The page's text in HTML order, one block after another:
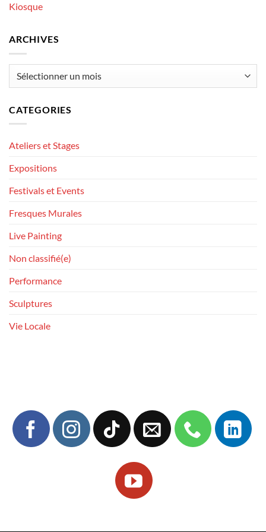
Kiosque
ARCHIVES
CATEGORIES
Ateliers et Stages
Expositions
Festivals et Events
Fresques Murales
Live Painting
Non classifié(e)
Performance
Sculptures
Vie Locale